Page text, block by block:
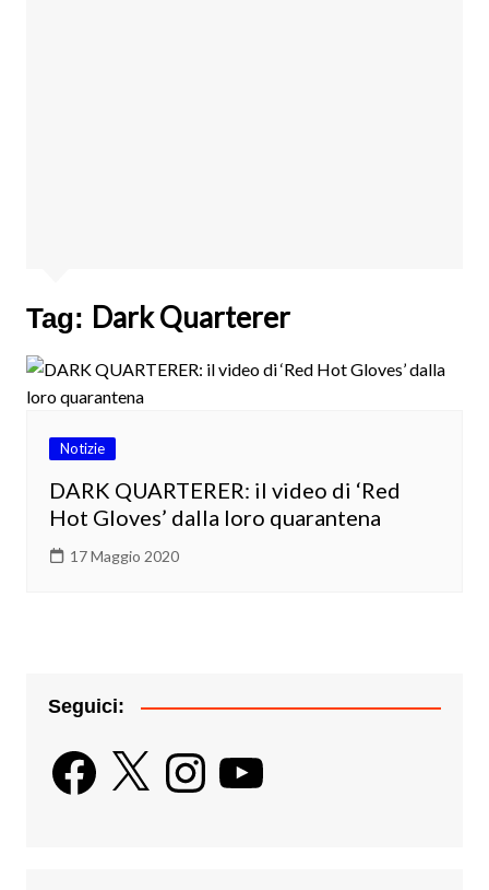
Tag: Dark Quarterer
Notizie
DARK QUARTERER: il video di ‘Red
Hot Gloves’ dalla loro quarantena
17 Maggio 2020
Seguici:
Facebook
X InstagramYouTube